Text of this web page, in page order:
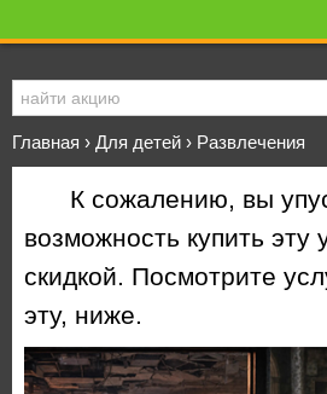
Главная › Для детей › Развлечения
К сожалению, вы
возможность купить эту
скидкой. Посмотрите
эту, ниже.